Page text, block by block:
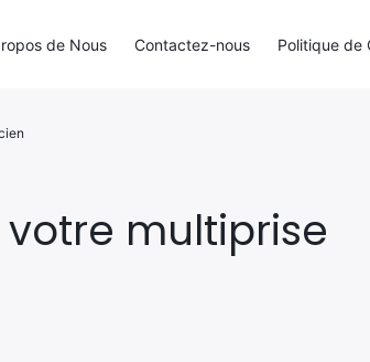
multiprise
de Nous Contactez-nous Politique de